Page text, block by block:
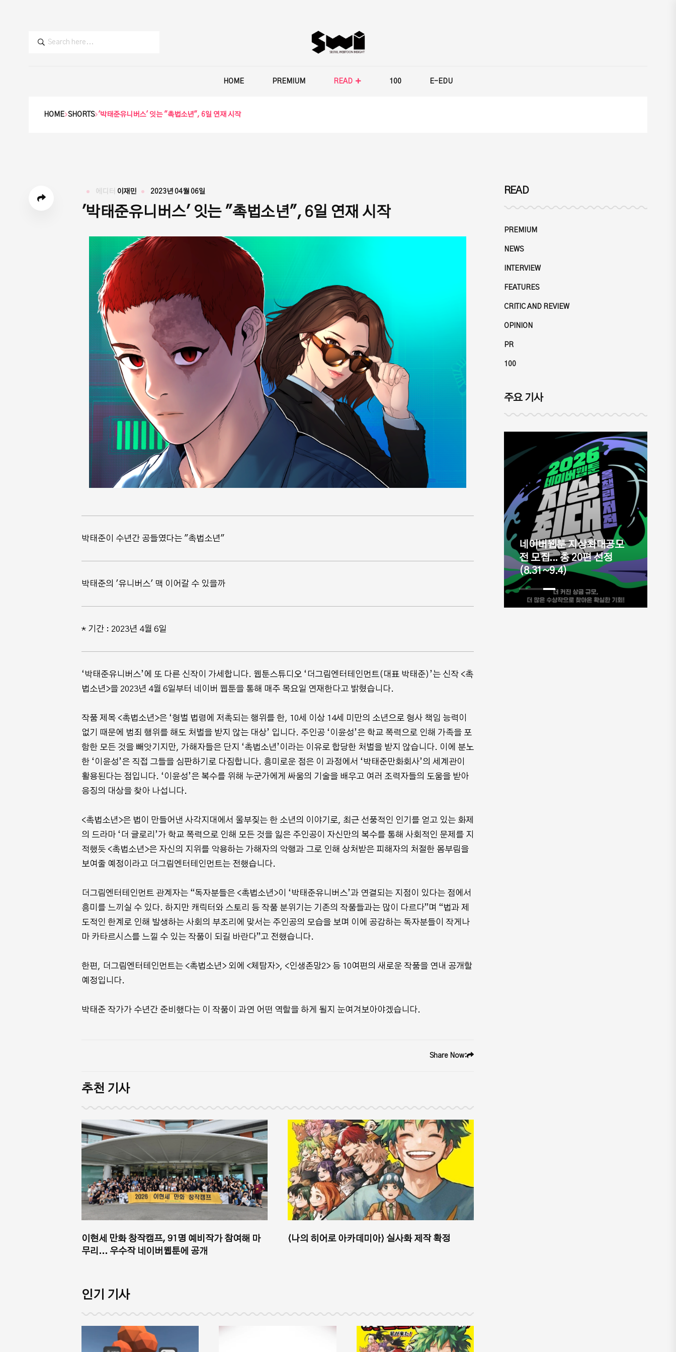
HOME PREMIUM READ 100 E-EDU
HOME SHORTS '박태준유니버스' 잇는 "촉법소년", 6일 연재 시작
에디터 이재민 2023년 04월 06일
'박태준유니버스' 잇는 "촉법소년", 6일 연재 시작
박태준이 수년간 공들였다는 "촉법소년"
박태준의 '유니버스' 맥 이어갈 수 있을까
* 기간 : 2023년 4월 6일
‘박태준유니버스’에 또 다른 신작이 가세합니다. 웹툰스튜디오 ‘더그림엔터테인먼트(대표 박태준)’는 신작 <촉
법소년>을 2023년 4월 6일부터 네이버 웹툰을 통해 매주 목요일 연재한다고 밝혔습니다.
작품 제목 <촉법소년>은 ‘형벌 법령에 저촉되는 행위를 한, 10세 이상 14세 미만의 소년으로 형사 책임 능력이
없기 때문에 범죄 행위를 해도 처벌을 받지 않는 대상’ 입니다. 주인공 ‘이윤성’은 학교 폭력으로 인해 가족을 포
함한 모든 것을 빼앗기지만, 가해자들은 단지 ‘촉법소년’이라는 이유로 합당한 처벌을 받지 않습니다. 이에 분노
한 ‘이윤성’은 직접 그들을 심판하기로 다짐합니다. 흥미로운 점은 이 과정에서 ‘박태준만화회사’의 세계관이
활용된다는 점입니다. ‘이윤성’은 복수를 위해 누군가에게 싸움의 기술을 배우고 여러 조력자들의 도움을 받아
응징의 대상을 찾아 나섭니다.
<촉법소년>은 법이 만들어낸 사각지대에서 울부짖는 한 소년의 이야기로, 최근 선풍적인 인기를 얻고 있는 화제
의 드라마 ‘더 글로리’가 학교 폭력으로 인해 모든 것을 잃은 주인공이 자신만의 복수를 통해 사회적인 문제를 지
적했듯 <촉법소년>은 자신의 지위를 악용하는 가해자의 악행과 그로 인해 상처받은 피해자의 처절한 몸부림을
보여줄 예정이라고 더그림엔터테인먼트는 전했습니다.
더그림엔터테인먼트 관계자는 “독자분들은 <촉법소년>이 ‘박태준유니버스’과 연결되는 지점이 있다는 점에서
흥미를 느끼실 수 있다. 하지만 캐릭터와 스토리 등 작품 분위기는 기존의 작품들과는 많이 다르다”며 “법과 제
도적인 한계로 인해 발생하는 사회의 부조리에 맞서는 주인공의 모습을 보며 이에 공감하는 독자분들이 작게나
마 카타르시스를 느낄 수 있는 작품이 되길 바란다”고 전했습니다.
한편, 더그림엔터테인먼트는 <촉법소년> 외에 <체탐자>, <인생존망2> 등 10여편의 새로운 작품을 연내 공개할
예정입니다.
박태준 작가가 수년간 준비했다는 이 작품이 과연 어떤 역할을 하게 될지 눈여겨보아야겠습니다.
Share Now:
추천 기사
이현세 만화 창작캠프, 91명 예비작가 참여해 마
무리... 우수작 네이버웹툰에 공개
⟨나의 히어로 아카데미아⟩ 실사화 제작 확정
인기 기사
READ
PREMIUM
NEWS
INTERVIEW
FEATURES
CRITIC AND REVIEW
OPINION
PR
100
주요 기사
네이버웹툰 지상최대공모
네이버웹툰 지상최대공모
전 모집... 총 20편 선정
(8.31~9.4)